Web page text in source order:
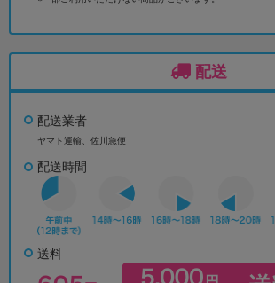
配送
配送業者
ヤマト運輸、佐川急便
配送時間
送料